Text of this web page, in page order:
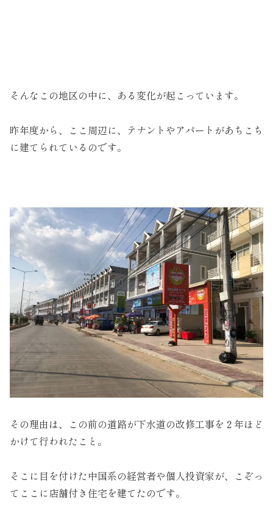
そんなこの地区の中に、ある変化が起こっています。
昨年度から、ここ周辺に、テナントやアパートがあちこち
に建てられているのです。
その理由は、この前の道路が下水道の改修工事を２年ほど
かけて行われたこと。
そこに目を付けた中国系の経営者や個人投資家が、こぞっ
てここに店舗付き住宅を建てたのです。